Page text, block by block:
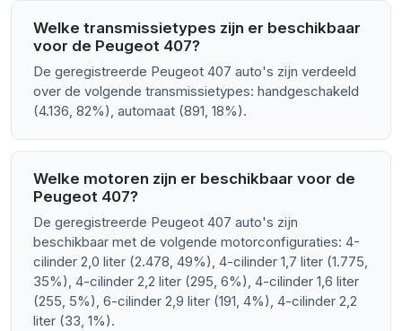
Welke transmissietypes zijn er beschikbaar
voor de Peugeot 407?
De geregistreerde Peugeot 407 auto's zijn verdeeld
over de volgende transmissietypes: handgeschakeld
(4.136, 82%), automaat (891, 18%).
Welke motoren zijn er beschikbaar voor de
Peugeot 407?
De geregistreerde Peugeot 407 auto's zijn
beschikbaar met de volgende motorconfiguraties: 4-
cilinder 2,0 liter (2.478, 49%), 4-cilinder 1,7 liter (1.775,
35%), 4-cilinder 2,2 liter (295, 6%), 4-cilinder 1,6 liter
(255, 5%), 6-cilinder 2,9 liter (191, 4%), 4-cilinder 2,2
liter (33, 1%).